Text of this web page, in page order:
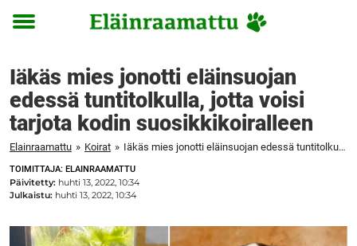
Toggle
Iäkäs mies jonotti eläinsuojan
edessä tuntitolkulla, jotta voisi
tarjota kodin suosikkikoiralleen
Elainraamattu » Koirat » Iäkäs mies jonotti eläinsuojan edessä tuntitolkulla, jotta voisi tarjota kodin suosikkikoiralleen
TOIMITTAJA: ELAINRAAMATTU
Päivitetty: huhti 13, 2022, 10:34
Julkaistu: huhti 13, 2022, 10:34